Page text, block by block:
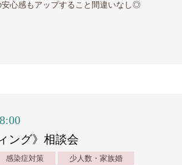
心感もアップすること間違いなし◎
ング》相談会
感染症対策 少人数・家族婚